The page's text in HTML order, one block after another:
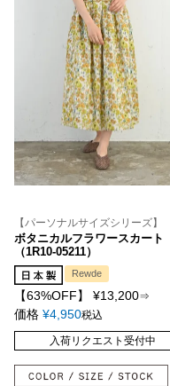
【パーソナルサイズシリーズ】
ボタニカルフラワースカート
（1R10-05211）
Rewde
【63%OFF】 ¥13,200⇒
価格 ¥4,950税込
入荷リクエスト受付中